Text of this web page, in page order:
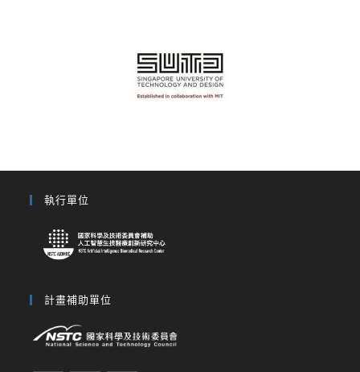
執行單位
計畫補助單位